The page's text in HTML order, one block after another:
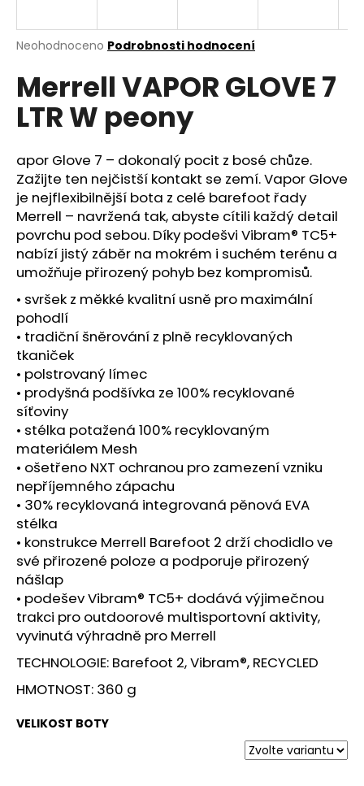
Průměrné
produktu
je
0,0
hvězdiček.
Neohodnoceno Podrobnosti hodnocení
Merrell VAPOR GLOVE 7
LTR W peony
apor Glove 7 – dokonalý pocit z bosé chůze.
Zažijte ten nejčistší kontakt se zemí. Vapor Glove
je nejflexibilnější bota z celé barefoot řady
Merrell – navržená tak, abyste cítili každý detail
povrchu pod sebou. Díky podešvi Vibram® TC5+
nabízí jistý záběr na mokrém i suchém terénu a
umožňuje přirozený pohyb bez kompromisů.
• svršek z měkké kvalitní usně pro maximální
pohodlí
• tradiční šněrování z plně recyklovaných
tkaniček
• polstrovaný límec
• prodyšná podšívka ze 100% recyklované
síťoviny
• stélka potažená 100% recyklovaným
materiálem Mesh
• ošetřeno NXT ochranou pro zamezení vzniku
nepříjemného zápachu
• 30% recyklovaná integrovaná pěnová EVA
stélka
• konstrukce Merrell Barefoot 2 drží chodidlo ve
své přirozené poloze a podporuje přirozený
nášlap
• podešev Vibram® TC5+ dodává výjimečnou
trakci pro outdoorové multisportovní aktivity,
vyvinutá výhradně pro Merrell
TECHNOLOGIE: Barefoot 2, Vibram®, RECYCLED
HMOTNOST: 360 g
VELIKOST BOTY
j
t
?
HLEDAT
D
o
p
o
r
u
č
u
j
e
m
e
BOTY
CRAFT
PACER
2
-
ORANŽOVÁ
3
490
Kč